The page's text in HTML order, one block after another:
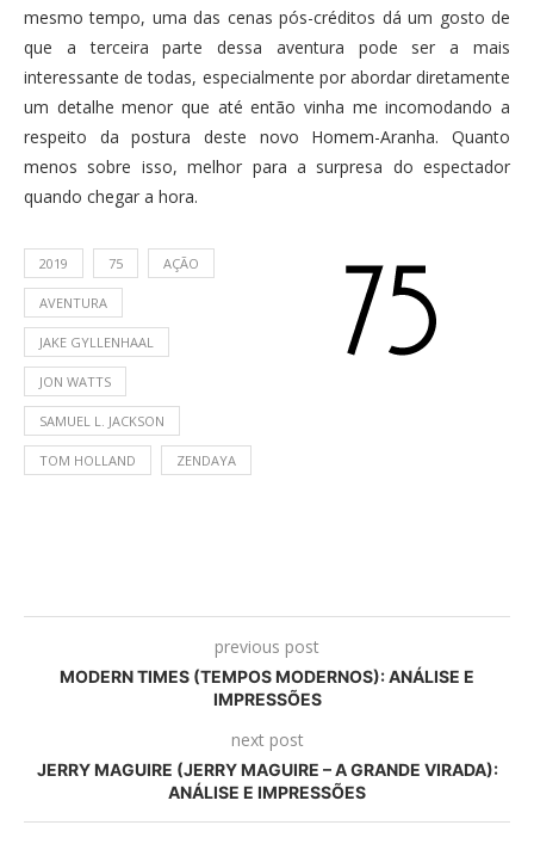
mesmo tempo, uma das cenas pós-créditos dá um gosto de
que a terceira parte dessa aventura pode ser a mais
interessante de todas, especialmente por abordar diretamente
um detalhe menor que até então vinha me incomodando a
respeito da postura deste novo Homem-Aranha. Quanto
menos sobre isso, melhor para a surpresa do espectador
quando chegar a hora.
2019 75 AÇÃO
AVENTURA
JAKE GYLLENHAAL
JON WATTS
SAMUEL L. JACKSON
TOM HOLLAND ZENDAYA
previous post
MODERN TIMES (TEMPOS MODERNOS): ANÁLISE E
IMPRESSÕES
next post
JERRY MAGUIRE (JERRY MAGUIRE – A GRANDE VIRADA):
ANÁLISE E IMPRESSÕES